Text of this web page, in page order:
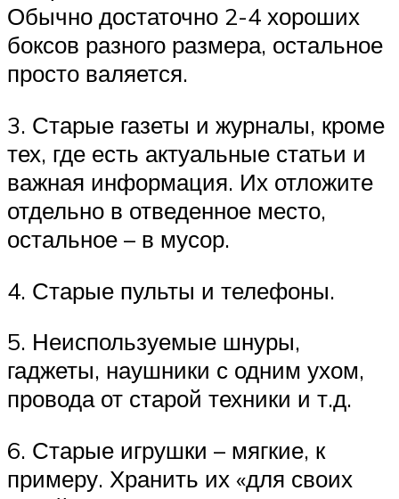
Обычно достаточно 2-4 хороших
боксов разного размера, остальное
просто валяется.
3. Старые газеты и журналы, кроме
тех, где есть актуальные статьи и
важная информация. Их отложите
отдельно в отведенное место,
остальное – в мусор.
4. Старые пульты и телефоны.
5. Неиспользуемые шнуры,
гаджеты, наушники с одним ухом,
провода от старой техники и т.д.
6. Старые игрушки – мягкие, к
примеру. Хранить их «для своих